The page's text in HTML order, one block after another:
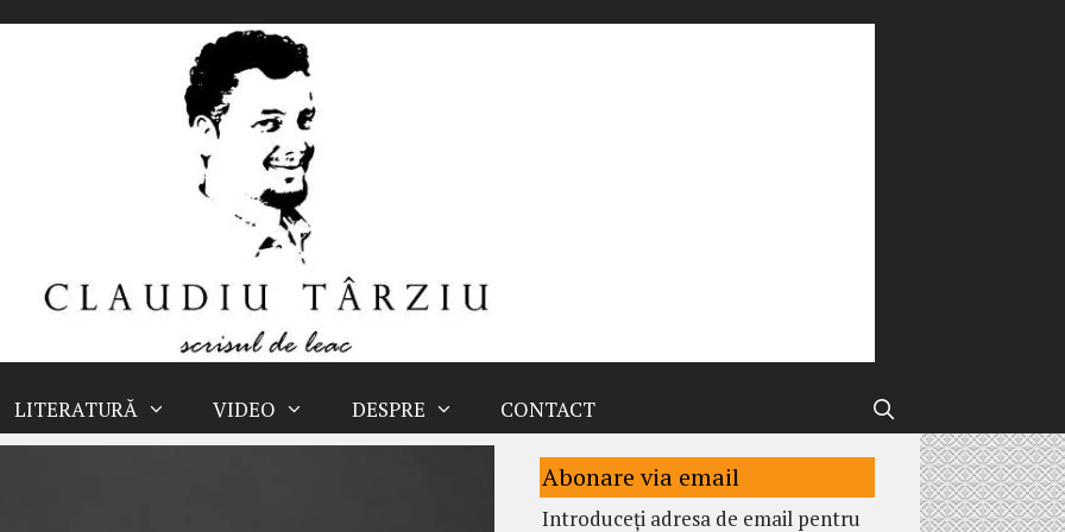
LITERATURĂ VIDEO DESPRE CONTACT
Abonare via email
Introduceți adresa de email pentru